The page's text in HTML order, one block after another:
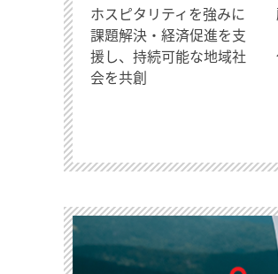
ホスピタリティを強みに
課題解決・経済促進を支
援し、持続可能な地域社
会を共創